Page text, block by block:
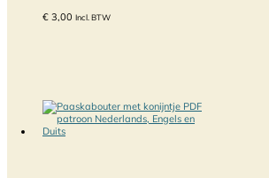
€ 3,00 Incl. BTW